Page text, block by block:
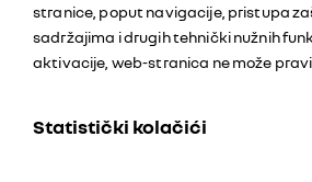
stranice, poput navigacije, pristupa
sadržajima i drugih tehnički nužnih
aktivacije, web-stranica ne može
Statistički kolačići